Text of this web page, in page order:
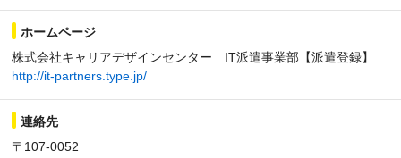
ホームページ
株式会社キャリアデザインセンター IT派遣事業部【派遣登録】
http://it-partners.type.jp/
連絡先
〒107-0052